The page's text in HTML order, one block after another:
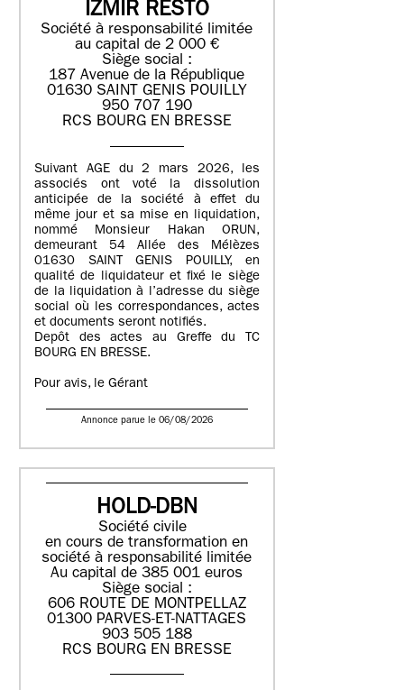
IZMIR RESTO
Société à responsabilité limitée
au capital de 2 000 €
Siège social :
187 Avenue de la République
01630 SAINT GENIS POUILLY
950 707 190
RCS BOURG EN BRESSE
Suivant AGE du 2 mars 2026, les
associés ont voté la dissolution
anticipée de la société à effet du
même jour et sa mise en liquidation,
nommé Monsieur Hakan ORUN,
demeurant 54 Allée des Mélèzes
01630 SAINT GENIS POUILLY, en
qualité de liquidateur et fixé le siège
de la liquidation à l’adresse du siège
social où les correspondances, actes
et documents seront notifiés.
Depôt des actes au Greffe du TC
BOURG EN BRESSE.
Pour avis, le Gérant
Annonce parue le 06/08/2026
HOLD-DBN
Société civile
en cours de transformation en
société à responsabilité limitée
Au capital de 385 001 euros
Siège social :
606 ROUTE DE MONTPELLAZ
01300 PARVES-ET-NATTAGES
903 505 188
RCS BOURG EN BRESSE